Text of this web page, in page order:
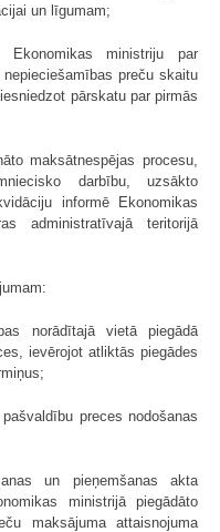
un līgumam;
ministriju par
preču skaitu
pārskatu par pirmās
maksātnespējas procesu,
darbību, uzsākto
informē Ekonomikas
administratīvajā teritorijā
norādītajā vietā piegādā
ievērojot atliktās piegādes
preces nodošanas
un pieņemšanas akta
ministrijā piegādāto
maksājuma attaisnojuma